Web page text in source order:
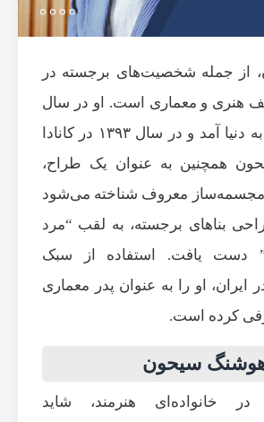
از جمله شخصیت‌های برجسته در
هنری و معماری است. او در سال
۱۲۹۹ در تهران به دنیا آمد و در سال ۱۳۹۳ در کانادا
همچنین به عنوان یک طراح،
مجسمه‌ساز معروف شناخته می‌شود
بناهای برجسته، به لقب “مرد
دست یافت. استفاده از سبک
ایران، او را به عنوان پدر معماری
کرده است.
هوشنگ سیحون
خانواده‌ای هنرمند، شاید